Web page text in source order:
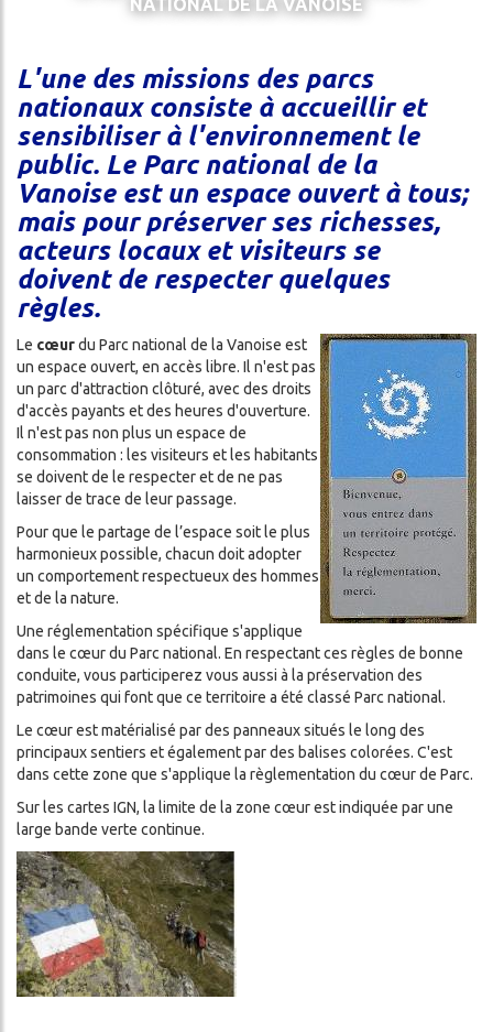
OSEZ
L'EXPÉRIENCE
REFUGE
!
CONDITIONS
GÉNÉRALES
DE
VENTE
NATIONAL DE LA VANOISE
L'une des missions des parcs
nationaux consiste à accueillir et
sensibiliser à l'environnement le
public. Le Parc national de la
Vanoise est un espace ouvert à tous;
mais pour préserver ses richesses,
acteurs locaux et visiteurs se
doivent de respecter quelques
règles.
Le cœurdu Parc national de la Vanoise est
un espace ouvert, en accès libre. Il n'est pas
un parc d'attraction clôturé, avec des droits
d'accès payants et des heures d'ouverture.
Il n'est pas non plus un espace de
consommation : les visiteurs et les habitants
se doivent de le respecter et de ne pas
laisser de trace de leur passage.
Pour que le partage de l’espace soit le plus
harmonieux possible, chacun doit adopter
un comportement respectueux des hommes
et de la nature.
Une réglementation spécifique s'applique
dans le cœur du Parc national. En respectant ces règles de bonne
conduite, vous participerez vous aussi à la préservation des
patrimoines qui font que ce territoire a été classé Parc national.
Le cœur est matérialisé par des panneaux situés le long des
principaux sentiers et également par des balises colorées. C'est
dans cette zone que s'applique la règlementation du cœur de Parc.
Sur les cartes IGN, la limite de la zone cœur est indiquée par une
large bande verte continue.